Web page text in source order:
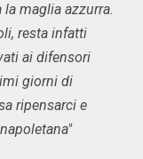
maglia azzurra.
resta infatti
ai difensori
giorni di
ripensarci e